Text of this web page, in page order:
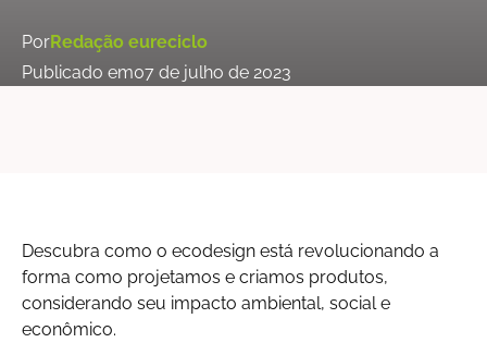
PorRedação eureciclo
Publicado em07 de julho de 2023
Descubra como o ecodesign está revolucionando a
forma como projetamos e criamos produtos,
considerando seu impacto ambiental, social e
econômico.